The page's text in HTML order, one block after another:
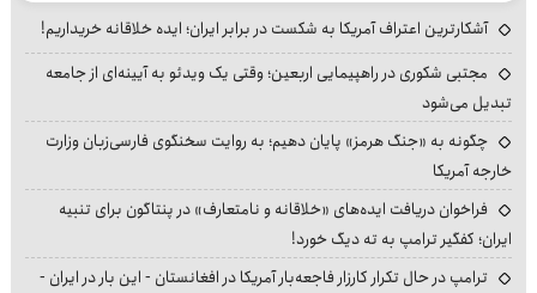
آشکارترین اعتراف آمریکا به شکست در برابر ایران؛ ایده خلاقانه خریداریم!
مجتبی شکوری در راهپیمایی اربعین؛ وقتی یک ویدئو به آیینه‌ای از جامعه
تبدیل می‌شود
چگونه به «جنگ هرمز» پایان دهیم؛ به روایت سخنگوی فارسی‌زبان وزارت
خارجه آمریکا
فراخوان دریافت ایده‌های «خلاقانه و نامتعارف» در پنتاگون برای تنبیه
ایران؛ کفگیر ترامپ به ته دیگ خورد!
ترامپ در حال تکرار کارزار فاجعه‌بار آمریکا در افغانستان - این بار در ایران -